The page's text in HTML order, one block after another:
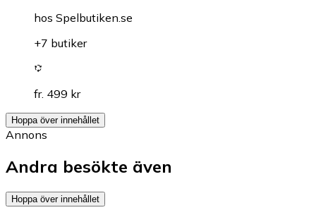
hos Spelbutiken.se
+7 butiker
fr. 499 kr
Hoppa över innehållet
Annons
Andra besökte även
Hoppa över innehållet